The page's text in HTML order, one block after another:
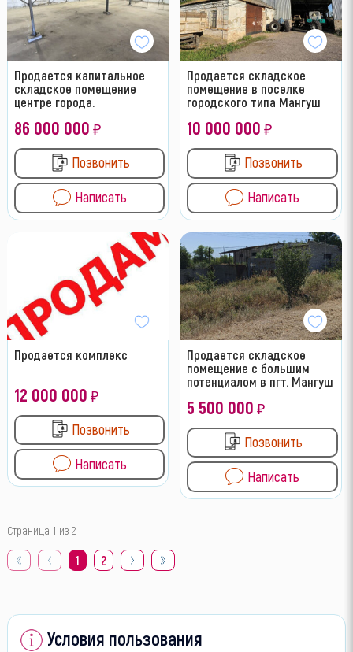
Продается капитальное
складское помещение
центре города.
86 000 000 ₽
Позвонить
Написать
Продается складское
помещение в поселке
городского типа Мангуш
10 000 000 ₽
Позвонить
Написать
Продается комплекс
12 000 000 ₽
Позвонить
Написать
Продается складское
помещение с большим
потенциалом в пгт. Мангуш
5 500 000 ₽
Позвонить
Написать
Страница 1 из 2
1 2
Условия пользования